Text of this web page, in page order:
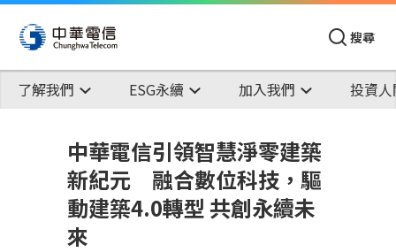
搜尋
了解我們 ESG永續 加入我們 投資
中華電信引領智慧淨零建築
新紀元 融合數位科技，驅
動建築4.0轉型 共創永續未
來